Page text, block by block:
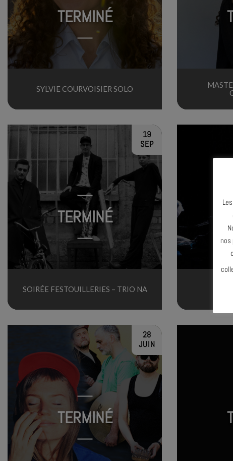
SYLVIE COURVOISIER SOLO
TERMINÉ
19
SEP
SOIRÉE FESTOUILLERIES – TRIO NA
TERMINÉ
28
JUIN
TERMINÉ
nos